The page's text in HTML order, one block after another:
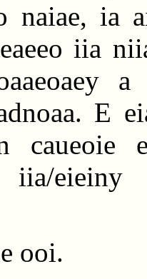
naiae, ia
iia
E
caueoie
iia/
ooi.